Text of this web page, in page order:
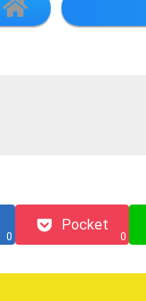
0
Pocket
0